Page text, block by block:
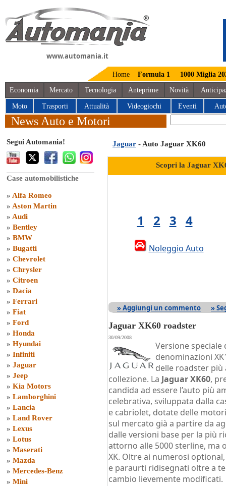
www.automania.it
Home Formula 1 1000 Miglia
Economia Mercato Tecnologia Anteprime Novità
Moto Trasporti Attualità Videogiochi Eventi
News Auto e Motori
Segui Automania!
Case automobilistiche
» Alfa Romeo
» Aston Martin
» Audi
» Bentley
» BMW
» Bugatti
» Chevrolet
» Chrysler
» Citroen
» Dacia
» Ferrari
» Fiat
» Ford
» Honda
» Hyundai
» Infiniti
» Jaguar
» Jeep
» Kia Motors
» Lamborghini
» Lancia
» Land Rover
» Lexus
» Lotus
» Maserati
» Mazda
» Mercedes-Benz
» Mini
Jaguar - Auto Jaguar XK60
Scopri la Jaguar
1 2 3 4
Noleggio Auto
» Aggiungi un commento »
Jaguar XK60 roadster
30/09/2008
Versione speciale
denominazioni
delle roadster più
collezione. La Jaguar XK60,
candida ad essere l’auto più
celebrativa, sviluppata dalla
e cabriolet, dotate delle
sul mercato già a partire da
dalle versioni base per la più
attorno alle 5000 sterline, ma
XK. Oltre ai numerosi
e paraurti ridisegnati oltre a
cambio lievemente modificati.